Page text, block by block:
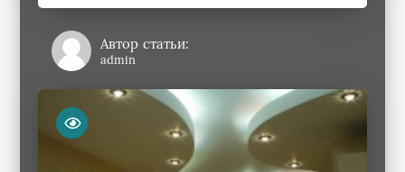
Автор статьи:
admin